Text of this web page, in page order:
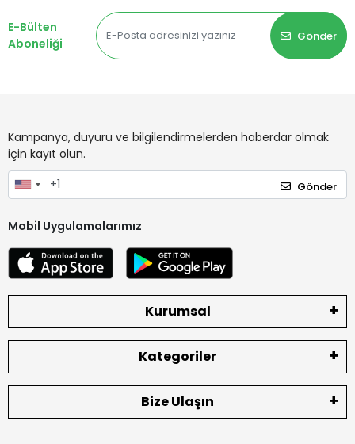
E-Bülten
Aboneliği
Gönder
Kampanya, duyuru ve bilgilendirmelerden haberdar olmak
için kayıt olun.
Gönder
Mobil Uygulamalarımız
Kurumsal
Kategoriler
Bize Ulaşın